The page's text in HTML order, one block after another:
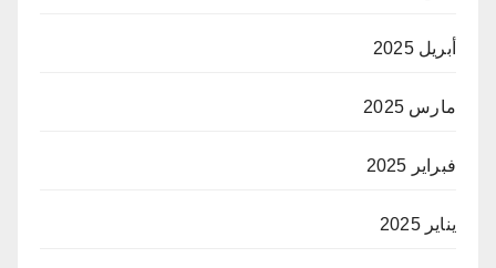
أبريل 2025
مارس 2025
فبراير 2025
يناير 2025